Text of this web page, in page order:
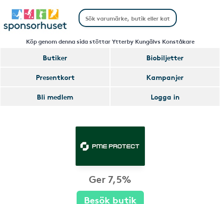
Köp genom denna sida stöttar Ytterby Kungälvs Konståkare
Butiker
Biobiljetter
Presentkort
Kampanjer
Bli medlem
Logga in
Ger 7,5%
Besök butik